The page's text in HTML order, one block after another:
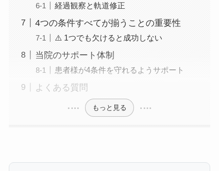
経過観察と軌道修正
4つの条件すべてが揃うことの重要性
⚠️ 1つでも欠けると成功しない
当院のサポート体制
患者様が4条件を守れるようサポート
よくある質問
もっと見る